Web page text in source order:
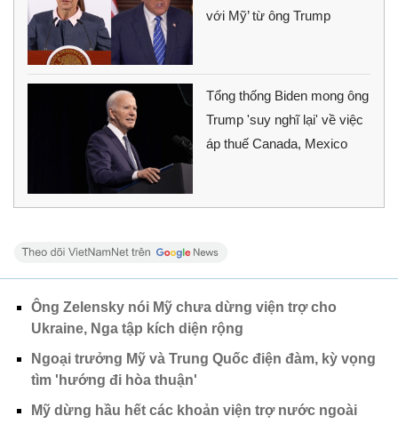
với Mỹ’ từ ông Trump
Tổng thống Biden mong ông
Trump 'suy nghĩ lại' về việc
áp thuế Canada, Mexico
Ông Zelensky nói Mỹ chưa dừng viện trợ cho
Ukraine, Nga tập kích diện rộng
Ngoại trưởng Mỹ và Trung Quốc điện đàm, kỳ vọng
tìm 'hướng đi hòa thuận'
Mỹ dừng hầu hết các khoản viện trợ nước ngoài